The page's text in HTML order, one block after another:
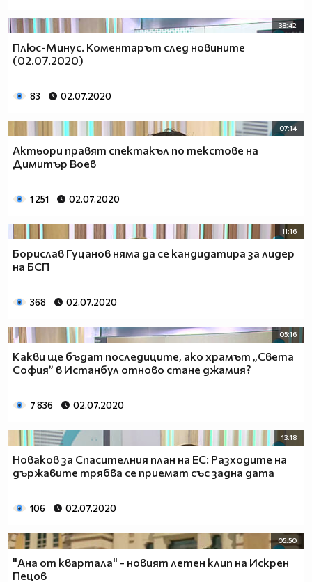
38:42
Плюс-Минус. Коментарът след новините
(02.07.2020)
83 02.07.2020
07:14
Актьори правят спектакъл по текстове на
Димитър Воев
1 251 02.07.2020
11:16
Борислав Гуцанов няма да се кандидатира за лидер
на БСП
368 02.07.2020
05:16
Какви ще бъдат последиците, ако храмът „Света
София” в Истанбул отново стане джамия?
7 836 02.07.2020
13:18
Новаков за Спасителния план на ЕС: Разходите на
държавите трябва се приемат със задна дата
106 02.07.2020
05:50
"Ана от квартала" - новият летен клип на Искрен
Пецов